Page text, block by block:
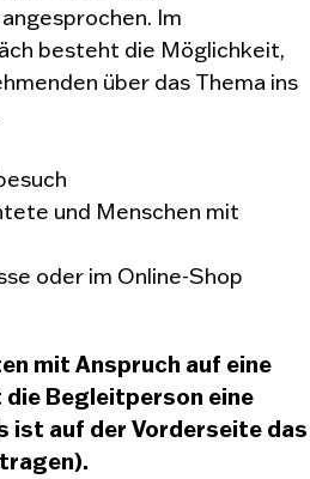
Im
besteht die Möglichkeit,
über das Thema ins
und Menschen mit
oder im Online-Shop
mit Anspruch auf eine
Begleitperson eine
ist auf der Vorderseite das